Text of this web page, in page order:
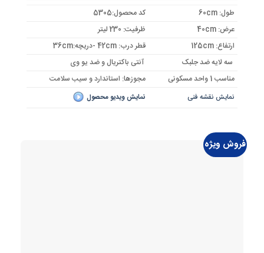
بود. طول: 60cm
کد محصول:5305
عرض: 40cm
ظرفیت: 230 لیتر
ارتفاع: 125cm
قطر درب: 42cm -دریچه:36cm
سه لایه ضد جلبک
آنتی باکتریال و ضد یو وی
مناسب 1 واحد مسکونی
مجوزها: استاندارد و سیب سلامت
نمایش نقشه فنی نمایش ویدیو محصول
فروش ویژه